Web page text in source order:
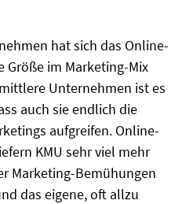
hat sich das Online-
Größe im Marketing-Mix
Unternehmen ist es
auch sie endlich die
aufgreifen. Online-
KMU sehr viel mehr
Marketing-Bemühungen
das eigene, oft allzu